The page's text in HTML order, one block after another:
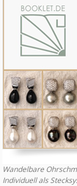
Wandelbare
Individuell als